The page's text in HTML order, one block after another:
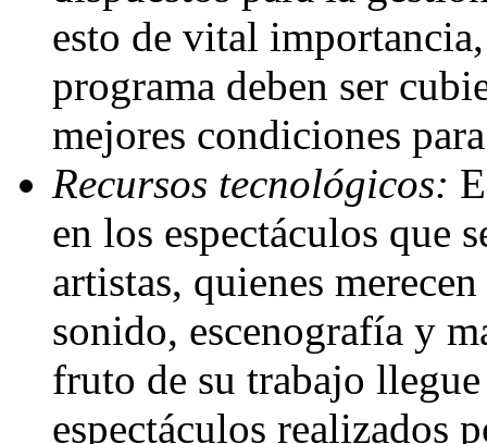
esto de vital
programa deben ser
mejores condiciones
Recursos tecnológicos:
en los espectáculos que
artistas, quienes
sonido, escenografía y
fruto de su trabajo
espectáculos realizados